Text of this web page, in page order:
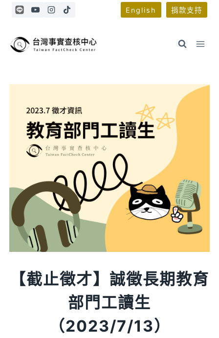
Skip
English 捐款支持
【截止徵才】誠徵長期教育
部門工讀生
（2023/7/13）